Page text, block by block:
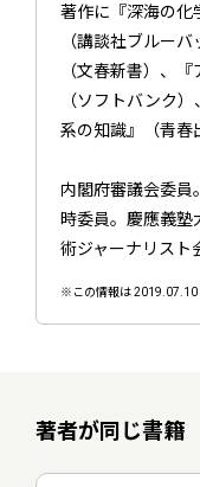
著作に『深海の化
（講談社ブルー
（文春新書）、
（ソフトバンク
系の知識』（青春
内閣府審議会委員
時委員。慶應義塾
術ジャーナリスト
※この情報は 2019.07.10
著者が同じ書籍